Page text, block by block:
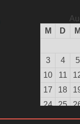
M
D
3 4
5
10
11
17
18
24
25
31